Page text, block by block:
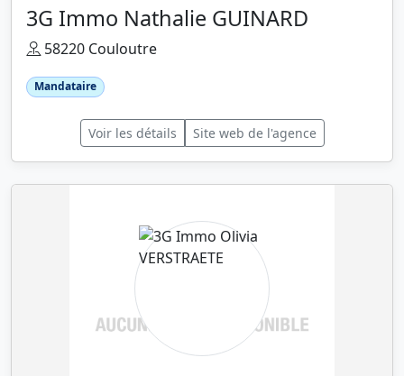
3G Immo Nathalie GUINARD
58220 Couloutre
Mandataire
Voir les détails Site web de l'agence